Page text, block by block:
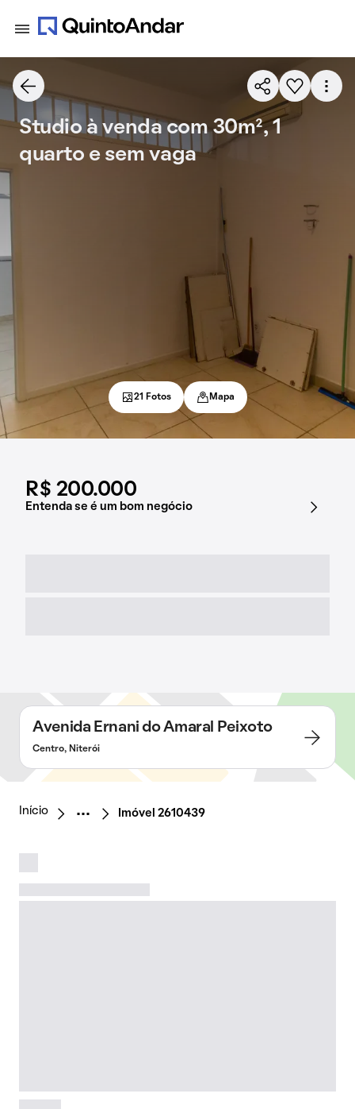
R$ 200.000
Entenda se é um bom negócio
Studio à venda com 30m², 1
quarto e sem vaga
21 Fotos Mapa
Avenida Ernani do Amaral Peixoto
Centro, Niterói
Início Imóvel 2610439